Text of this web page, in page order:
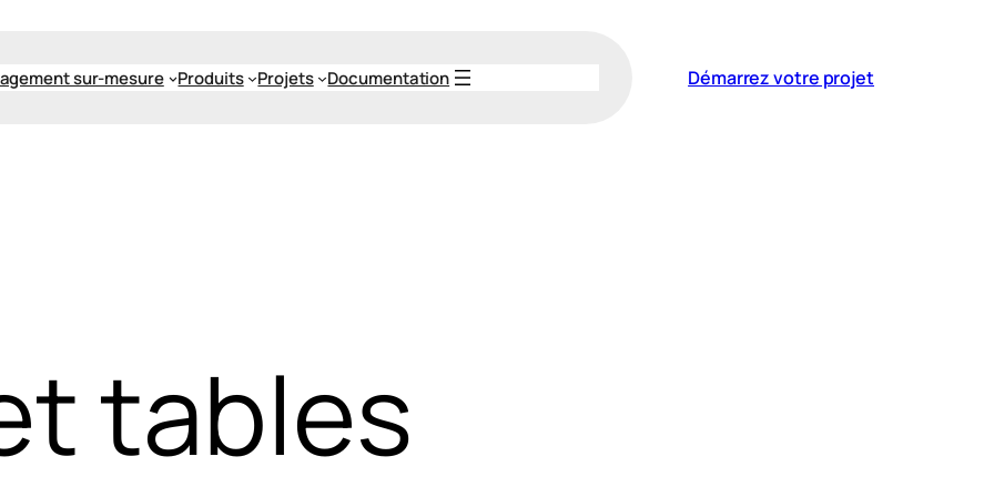
sur-mesure Produits Projets Documentation Démarrez votre projet
tables